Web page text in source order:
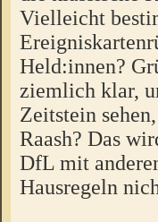
Vielleicht
Held:innen?
ziemlich klar,
Zeitstein
Raash? Das
DfL mit
Hausregeln